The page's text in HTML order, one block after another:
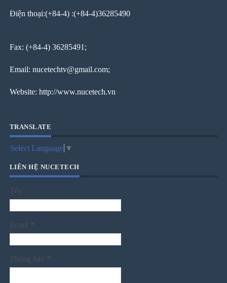
Điện thoại:(+84-4) :(+84-4)36285490
Fax: (+84-4) 36285491;
Email: nucetechtv@gmail.com;
Website: http://www.nucetech.vn
TRANSLATE
Select Language ▼
LIÊN HỆ NUCETECH
Tên
Email *
Thông báo *